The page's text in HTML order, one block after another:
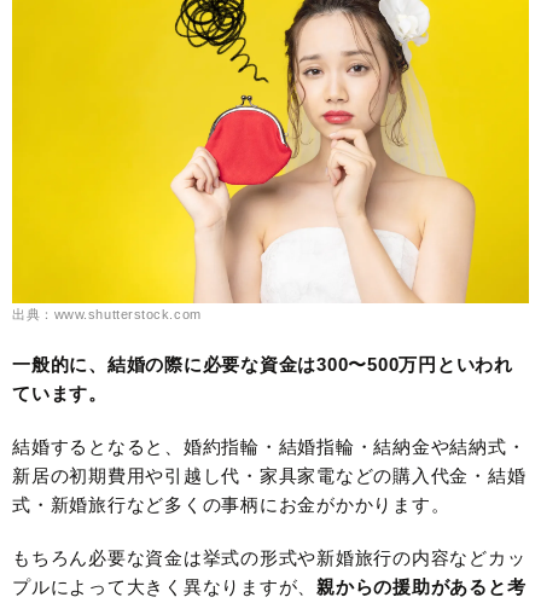
出典：www.shutterstock.com
一般的に、結婚の際に必要な資金は300〜500万円といわれ
ています。
結婚するとなると、婚約指輪・結婚指輪・結納金や結納式・
新居の初期費用や引越し代・家具家電などの購入代金・結婚
式・新婚旅行など多くの事柄にお金がかかります。
もちろん必要な資金は挙式の形式や新婚旅行の内容などカッ
プルによって大きく異なりますが、 親からの援助があると考